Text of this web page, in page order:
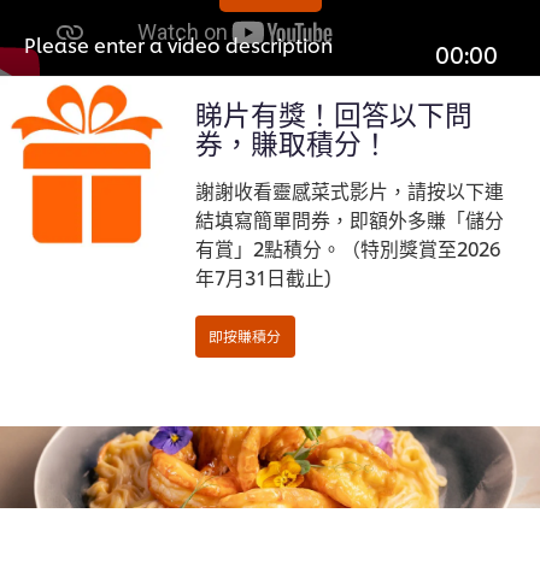
Please enter a video description 00:00
睇片有獎！回答以下問
券，賺取積分！
謝謝收看靈感菜式影片，請按以下連
結填寫簡單問券，即額外多賺「儲分
有賞」2點積分。（特別獎賞至2026
年7月31日截止)